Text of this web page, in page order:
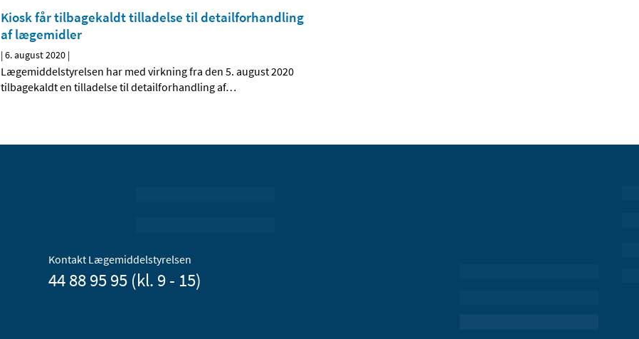
Kiosk får tilbagekaldt tilladelse til detailforhandling
af lægemidler
|6. august 2020 |
Lægemiddelstyrelsen har med virkning fra den 5. august 2020
tilbagekaldt en tilladelse til detailforhandling af…
Kontakt Lægemiddelstyrelsen
44 88 95 95 (kl. 9 - 15)